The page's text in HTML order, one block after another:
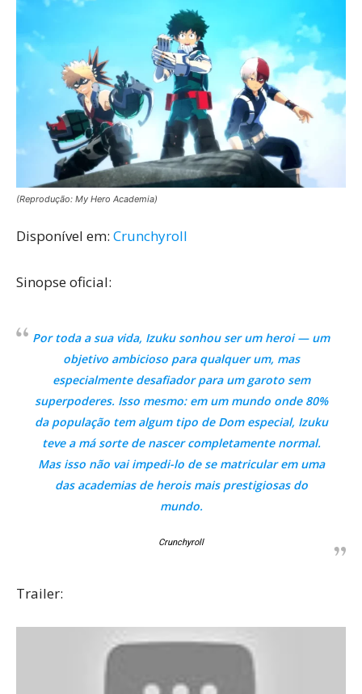
(Reprodução: My Hero Academia)
Disponível em: Crunchyroll
Sinopse oficial:
Por toda a sua vida, Izuku sonhou ser um heroi — um
objetivo ambicioso para qualquer um, mas
especialmente desafiador para um garoto sem
superpoderes. Isso mesmo: em um mundo onde 80%
da população tem algum tipo de Dom especial, Izuku
teve a má sorte de nascer completamente normal.
Mas isso não vai impedi-lo de se matricular em uma
das academias de herois mais prestigiosas do
mundo.
Crunchyroll
Trailer: